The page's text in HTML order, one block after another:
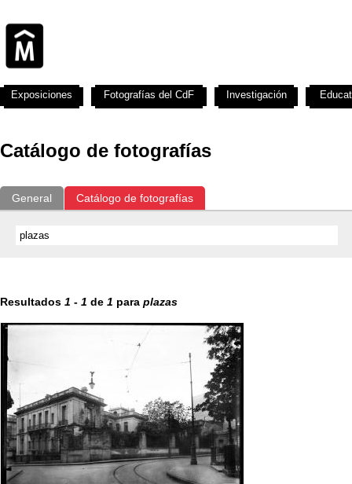
Catálogo de fotografías
General Catálogo de fotografías
Resultados 1 - 1 de 1 para plazas
Exposiciones Fotografías del CdF Investigación